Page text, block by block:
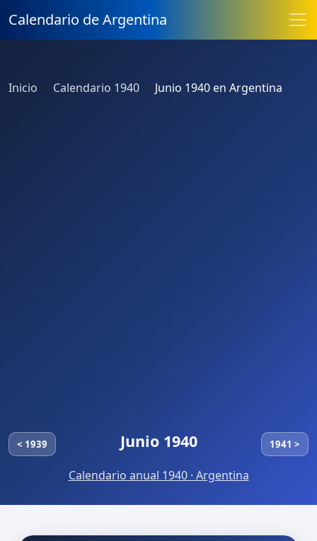
Calendario de Argentina
Inicio Calendario 1940 Junio 1940 en Argentina
< 1939 Junio 1940 1941 >
Calendario anual 1940 · Argentina